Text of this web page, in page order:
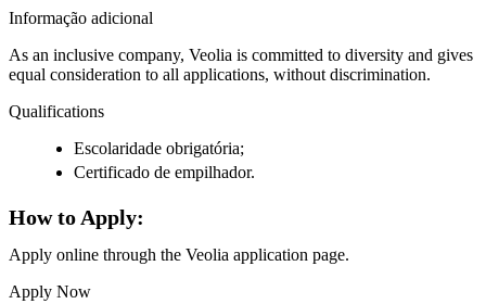
Informação adicional
As an inclusive company, Veolia is committed to diversity and gives
equal consideration to all applications, without discrimination.
Qualifications
Escolaridade obrigatória;
Certificado de empilhador.
How to Apply:
Apply online through the Veolia application page.
Apply Now